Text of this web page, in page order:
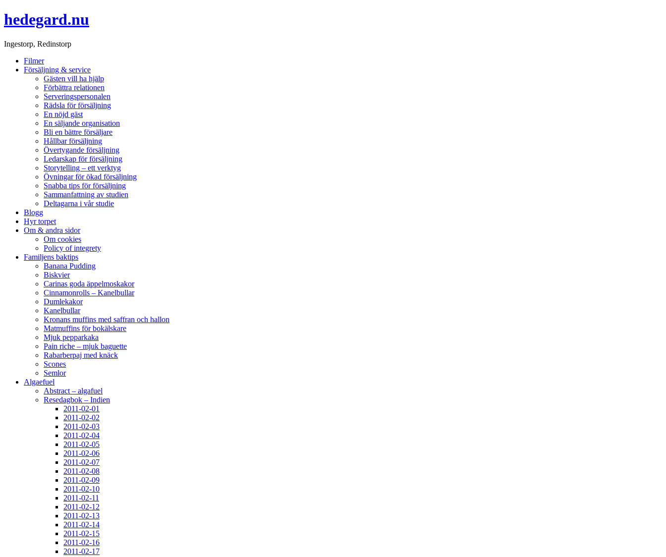
hedegard.nu
Ingestorp, Redinstorp
Filmer
Försäljning & service
Gästen vill ha hjälp
Förbättra relationen
Serveringspersonalen
Rädsla för försäljning
En nöjd gäst
En säljande organisation
Bli en bättre försäljare
Hållbar försäljning
Övertygande försäljning
Ledarskap för försäljning
Storytelling – ett verktyg
Övningar för ökad försäljning
Snabba tips för försäljning
Sammanfattning av studien
Deltagarna i vår studie
Blogg
Hyr torpet
Om & andra sidor
Om cookies
Policy of integrety
Familjens baktips
Banana Pudding
Biskvier
Carinas goda äppelmoskakor
Cinnamonrolls – Kanelbullar
Dumlekakor
Kanelbullar
Kronans muffins med saffran och hallon
Matmuffins för bokälskare
Mjuk pepparkaka
Pain riche – mjuk baguette
Rabarberpaj med knäck
Scones
Semlor
Algaefuel
Abstract – algafuel
Resedagbok – Indien
2011-02-01
2011-02-02
2011-02-03
2011-02-04
2011-02-05
2011-02-06
2011-02-07
2011-02-08
2011-02-09
2011-02-10
2011-02-11
2011-02-12
2011-02-13
2011-02-14
2011-02-15
2011-02-16
2011-02-17